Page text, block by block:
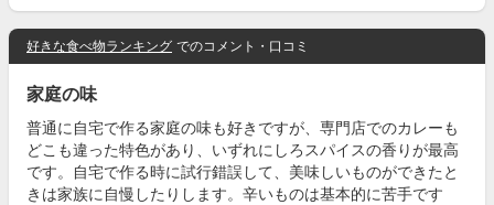
好きな食べ物ランキング でのコメント・口コミ
家庭の味
普通に自宅で作る家庭の味も好きですが、専門店でのカレーも
どこも違った特色があり、いずれにしろスパイスの香りが最高
です。自宅で作る時に試行錯誤して、美味しいものができたと
きは家族に自慢したりします。辛いものは基本的に苦手です